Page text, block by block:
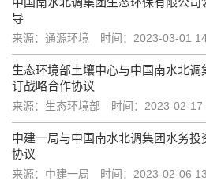
导
来源：通源环境 时间：2023-03-01
生态环境部土壤中心与中国南水北
订战略合作协议
来源：生态环境部 时间：2023-02-17
中建一局与中国南水北调集团水务
协议
来源：中建一局 时间：2023-02-06